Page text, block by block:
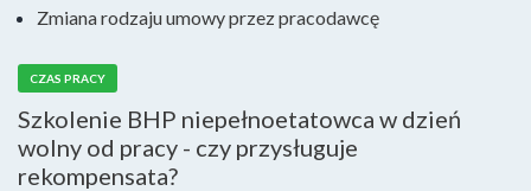
Zmiana rodzaju umowy przez pracodawcę
CZAS PRACY
Szkolenie BHP niepełnoetatowca w dzień
wolny od pracy - czy przysługuje
rekompensata?